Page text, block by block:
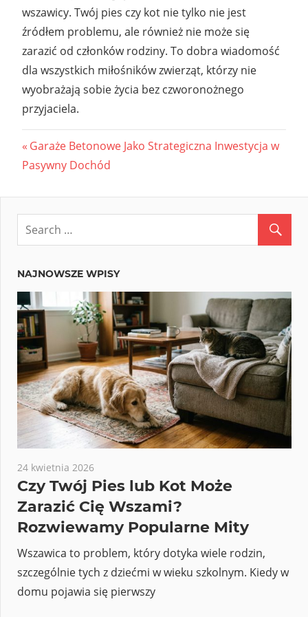
wszawicy. Twój pies czy kot nie tylko nie jest
źródłem problemu, ale również nie może się
zarazić od członków rodziny. To dobra wiadomość
dla wszystkich miłośników zwierząt, którzy nie
wyobrażają sobie życia bez czworonożnego
przyjaciela.
Nawigacja
wpisu
Previous
Post:
Garaże Betonowe Jako Strategiczna Inwestycja w
Pasywny Dochód
NAJNOWSZE WPISY
24 kwietnia 2026
Czy Twój Pies lub Kot Może
Zarazić Cię Wszami?
Rozwiewamy Popularne Mity
Wszawica to problem, który dotyka wiele rodzin,
szczególnie tych z dziećmi w wieku szkolnym. Kiedy w
domu pojawia się pierwszy